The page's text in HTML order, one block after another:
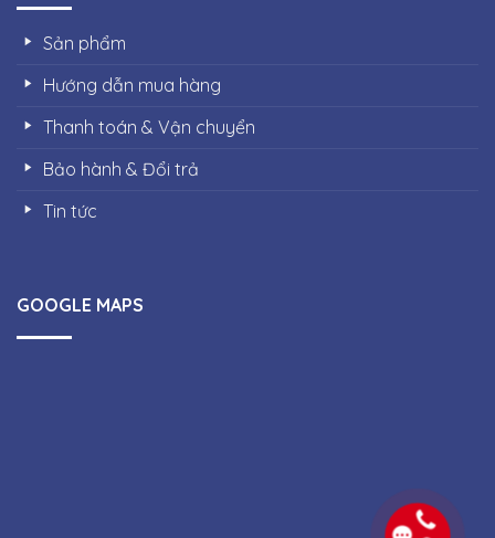
Sản phẩm
Hướng dẫn mua hàng
Thanh toán & Vận chuyển
Bảo hành & Đổi trả
Tin tức
GOOGLE MAPS